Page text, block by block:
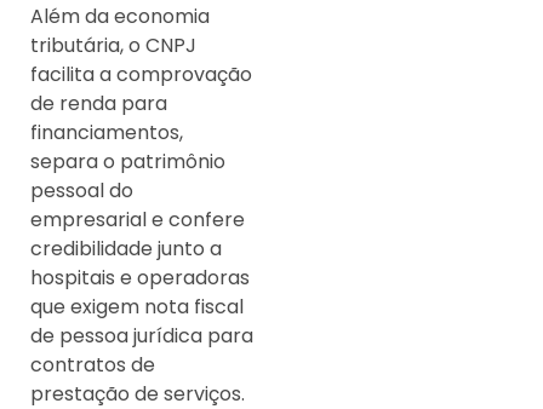
Além da economia
tributária, o CNPJ
facilita a comprovação
de renda para
financiamentos,
separa o patrimônio
pessoal do
empresarial e confere
credibilidade junto a
hospitais e operadoras
que exigem nota fiscal
de pessoa jurídica para
contratos de
prestação de serviços.